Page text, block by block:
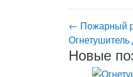
← Пожарный
Новые